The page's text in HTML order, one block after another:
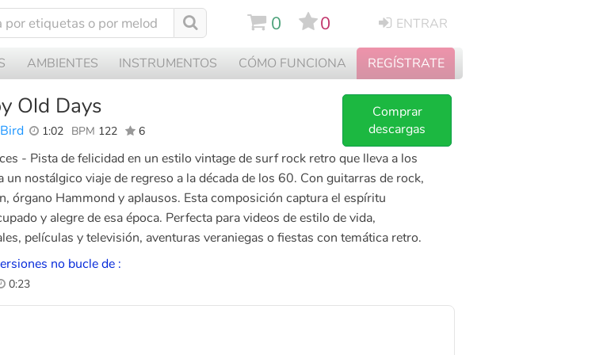
0 0 ENTRAR
AMBIENTES INSTRUMENTOS CÓMO FUNCIONA REGÍSTRATE
Old Days
1:02 BPM 122 6
Comprar
descargas
- Pista de felicidad en un estilo vintage de surf rock retro que lleva a los
un nostálgico viaje de regreso a la década de los 60. Con guitarras de rock,
órgano Hammond y aplausos. Esta composición captura el espíritu
y alegre de esa época. Perfecta para videos de estilo de vida,
películas y televisión, aventuras veraniegas o fiestas con temática retro.
no bucle de :
0:23